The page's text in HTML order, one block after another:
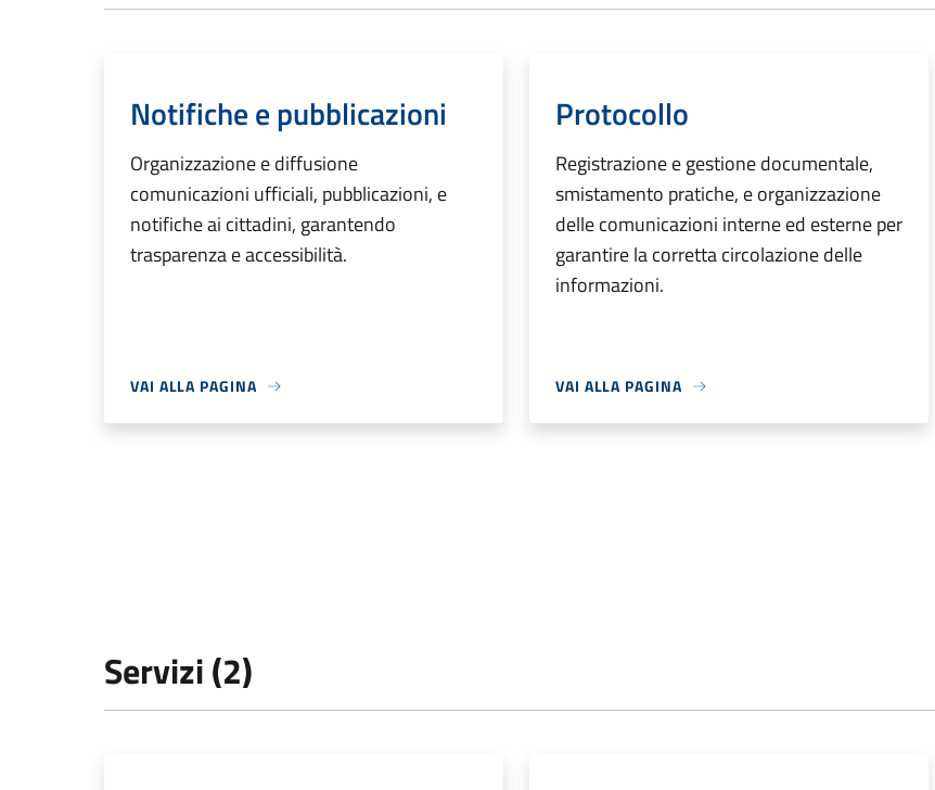
Notifiche e pubblicazioni
Organizzazione e diffusione
comunicazioni ufficiali, pubblicazioni, e
notifiche ai cittadini, garantendo
trasparenza e accessibilità.
VAI ALLA PAGINA
Protocollo
Registrazione e gestione documentale,
smistamento pratiche, e organizzazione
delle comunicazioni interne ed esterne per
garantire la corretta circolazione delle
informazioni.
VAI ALLA PAGINA
Servizi (2)